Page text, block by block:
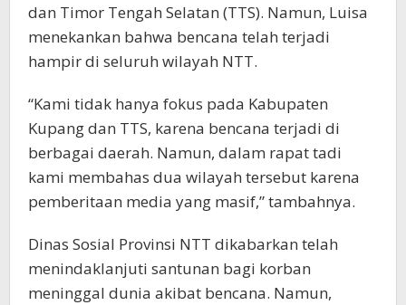
dan Timor Tengah Selatan (TTS). Namun, Luisa
menekankan bahwa bencana telah terjadi
hampir di seluruh wilayah NTT.
“Kami tidak hanya fokus pada Kabupaten
Kupang dan TTS, karena bencana terjadi di
berbagai daerah. Namun, dalam rapat tadi
kami membahas dua wilayah tersebut karena
pemberitaan media yang masif,” tambahnya.
Dinas Sosial Provinsi NTT dikabarkan telah
menindaklanjuti santunan bagi korban
meninggal dunia akibat bencana. Namun,